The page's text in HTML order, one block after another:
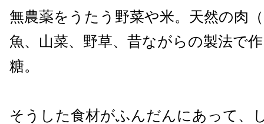
無農薬をうたう野菜や米。天然の肉
魚、山菜、野草、昔ながらの製法で
糖。
そうした食材がふんだんにあって、